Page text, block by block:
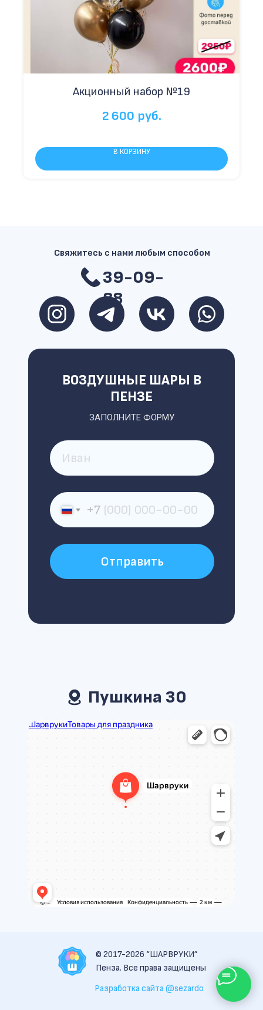
Акционный набор №19
2 600 руб.
В КОРЗИНУ
39-09-
88
Пушкина 30
ЗАПОЛНИТЕ ФОРМУ
ВОЗДУШНЫЕ ШАРЫ В
ПЕНЗЕ
+7
Отправить
Свяжитесь с нами любым способом
© 2017-2026 “ШАРВРУКИ”
Пенза. Все права защищены
Разработка сайта @sezardo